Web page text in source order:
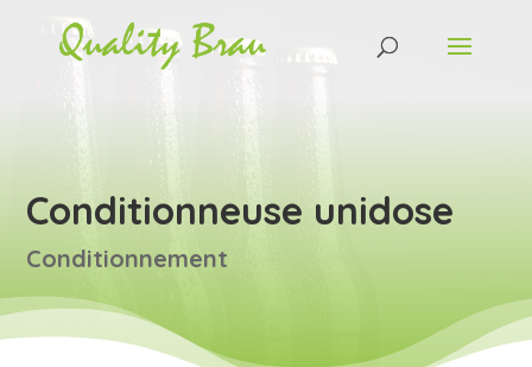
Conditionneuse unidose
Conditionnement